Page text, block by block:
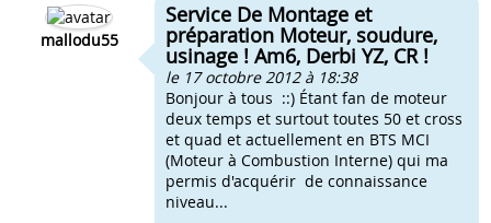
mallodu55
Service De Montage et
préparation Moteur, soudure,
usinage ! Am6, Derbi YZ, CR !
le 17 octobre 2012 à 18:38
Bonjour à tous ::) Étant fan de moteur
deux temps et surtout toutes 50 et cross
et quad et actuellement en BTS MCI
(Moteur à Combustion Interne) qui ma
permis d'acquérir de connaissance
niveau...